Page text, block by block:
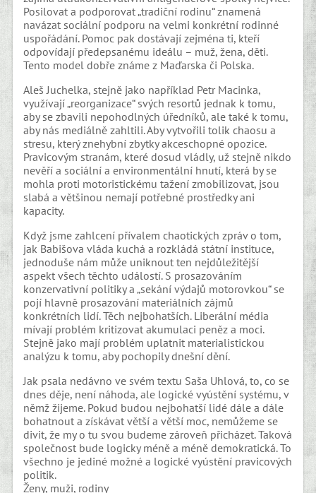
Posilovat a podporovat „tradiční rodinu“ znamená
navázat sociální podporu na velmi konkrétní rodinné
uspořádání. Pomoc pak dostávají zejména ti, kteří
odpovídají předepsanému ideálu – muž, žena, děti.
Tento model dobře známe z Maďarska či Polska.
Aleš Juchelka, stejně jako například Petr Macinka,
využívají „reorganizace“ svých resortů jednak k tomu,
aby se zbavili nepohodlných úředníků, ale také k tomu,
aby nás mediálně zahltili. Aby vytvořili tolik chaosu a
stresu, který znehybní zbytky akceschopné opozice.
Pravicovým stranám, které dosud vládly, už stejně nikdo
nevěří a sociální a environmentální hnutí, která by se
mohla proti motoristickému tažení zmobilizovat, jsou
slabá a většinou nemají potřebné prostředky ani
kapacity.
Když jsme zahlcení přívalem chaotických zpráv o tom,
jak Babišova vláda kuchá a rozkládá státní instituce,
jednoduše nám může uniknout ten nejdůležitější
aspekt všech těchto událostí. S prosazováním
konzervativní politiky a „sekání výdajů motorovkou“ se
pojí hlavně prosazování materiálních zájmů
konkrétních lidí. Těch nejbohatších. Liberální média
mívají problém kritizovat akumulaci peněz a moci.
Stejně jako mají problém uplatnit materialistickou
analýzu k tomu, aby pochopily dnešní dění.
Jak psala nedávno ve svém textu Saša Uhlová, to, co se
dnes děje, není náhoda, ale logické vyústění systému, v
němž žijeme. Pokud budou nejbohatší lidé dále a dále
bohatnout a získávat větší a větší moc, nemůžeme se
divit, že my o tu svou budeme zároveň přicházet. Taková
společnost bude logicky méně a méně demokratická. To
všechno je jediné možné a logické vyústění pravicových
politik.
Ženy, muži, rodiny